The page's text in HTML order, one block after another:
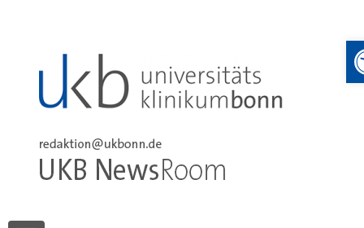
UKB NewsRoom